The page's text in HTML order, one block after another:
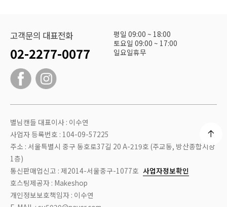
고객문의 대표전화
02-2277-0077
평일 09:00 ~ 18:00
토요일 09:00 ~ 17:00
일요일휴무
별님캔들 대표이사 : 이수연
사업자 등록번호 : 104-09-57225
주소 : 서울특별시 중구 동호로37길 20 A-219호 (주교동, 방산종합시장
1층)
통신판매업신고 : 제2014-서울중구-1077호 사업자정보확인
호스팅제공자 : Makeshop
개인정보보호책임자 : 이수연